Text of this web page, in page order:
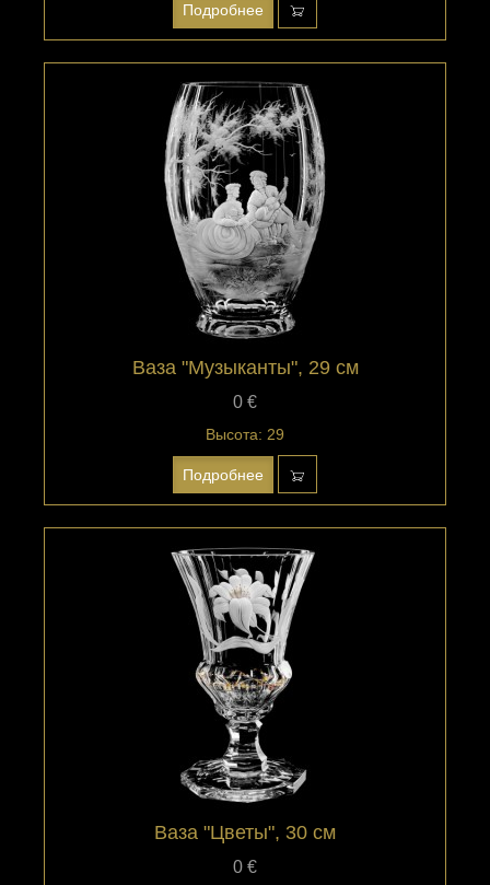
Подробнее
Ваза "Музыканты", 29 см
0 €
Высота: 29
Подробнее
Ваза "Цветы", 30 см
0 €